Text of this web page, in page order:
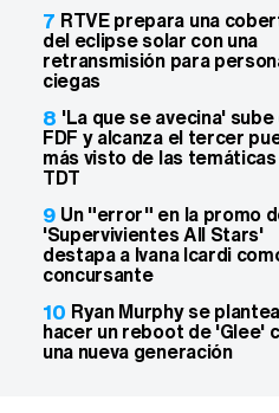
7 RTVE prepara una
del eclipse solar con una
retransmisión para
ciegas
8 'La que se avecina' sube
FDF y alcanza el tercer
más visto de las temáticas
TDT
9 Un "error" en la promo
'Supervivientes All Stars'
destapa a Ivana Icardi
concursante
10 Ryan Murphy se plantea
hacer un reboot de 'Glee'
una nueva generación